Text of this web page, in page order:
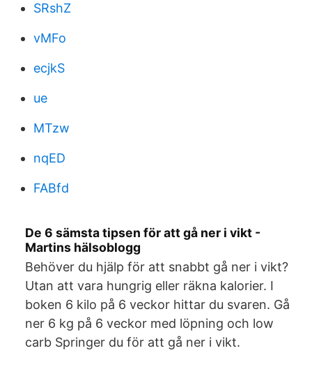
SRshZ
vMFo
ecjkS
ue
MTzw
nqED
FABfd
De 6 sämsta tipsen för att gå ner i vikt -
Martins hälsoblogg
Behöver du hjälp för att snabbt gå ner i vikt?
Utan att vara hungrig eller räkna kalorier. I
boken 6 kilo på 6 veckor hittar du svaren. Gå
ner 6 kg på 6 veckor med löpning och low
carb Springer du för att gå ner i vikt.